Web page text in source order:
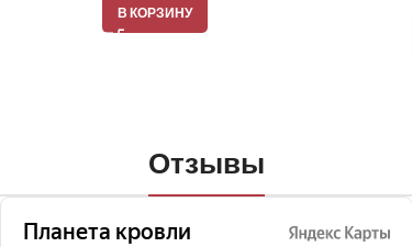
В КОРЗИНУ
Отзывы